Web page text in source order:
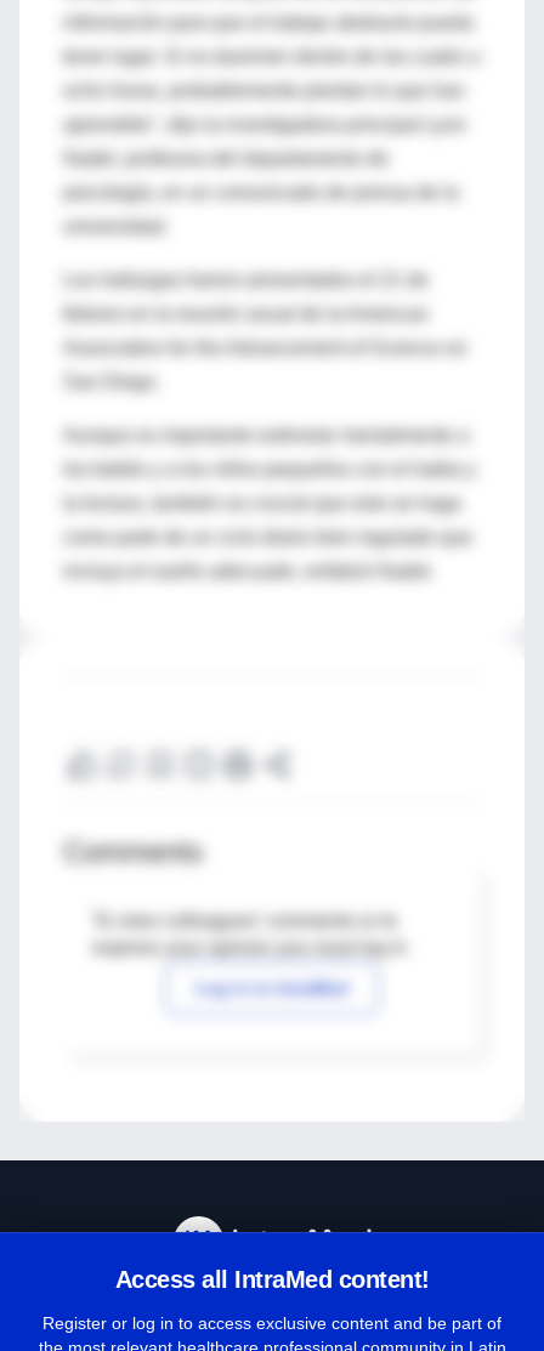
tener lugar. Si no duermen dentro de las cuatro u
aprendido", dijo la investigadora principal Lynn
psicología, en un comunicado de prensa de la
Los hallazgos fueron presentados el 21 de
San Diego.
Aunque es importante estimular mentalmente a
los bebés y a los niños pequeños con el habla y
la lectura, también es crucial que esto se haga
como parte de un ciclo diario bien regulado que
Comments
To view colleagues' comments or to
Log in to IntraMed
Access all IntraMed content!
Register or log in to access exclusive content and be part of